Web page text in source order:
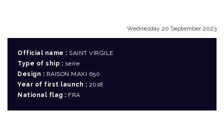
Wednesday 20 September 2023
Official name : SAINT VIRGILE
Type of ship : serie
Design : RAISON MAXI 650
Year of first launch : 2018
National flag : FRA